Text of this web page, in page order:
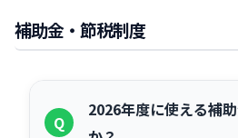
対応できる場合があり
証内容と保険の加入
ましょう。
以降に稼働した50kW
ース契約の場合は、契
して事業者との協議が
補助金・節税制度
Q
2026年度に使える補